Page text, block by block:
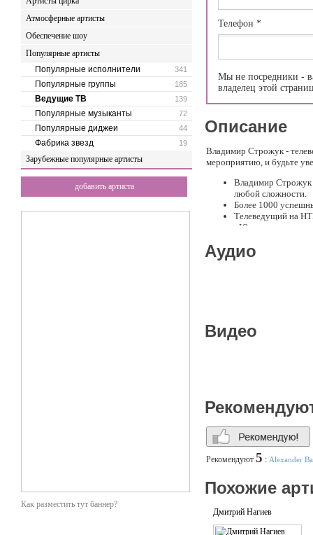
Атмосферные артисты
Обеспечение шоу
Популярные артисты
341
Популярные исполнители
185
Популярные группы
139
Ведущие ТВ
72
Популярные музыканты
44
Популярные диджеи
19
Фабрика звезд
Зарубежные популярные артисты
добавить артиста
Как разместить тут баннер?
Телефон *
Мы не посредники -
владелец этой
Описание
Владимир Строжук -
мероприятию, и будьте
Владимир Строжук
любой сложности.
Более 1000
Телеведущий на
«Ю»
Почему его выбирают?
Благодаря
Аудио
Видео
Рекомендуют 5 : Alexander
Похожие
Дмитрий Нагиев